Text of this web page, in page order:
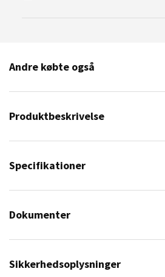
Andre købte også
Produktbeskrivelse
Specifikationer
Dokumenter
Sikkerhedsoplysninger